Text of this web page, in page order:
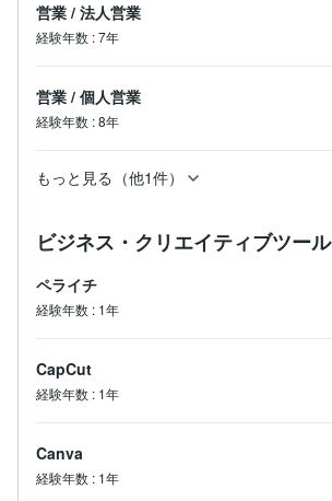
営業 / 法人営業
経験年数 :7年
営業 / 個人営業
経験年数 :8年
もっと見る（他1件）
ビジネス・クリエイティブツール
ペライチ
経験年数 : 1年
CapCut
経験年数 : 1年
Canva
経験年数 : 1年